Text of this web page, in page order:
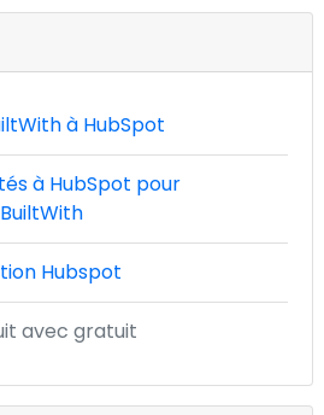
à HubSpot
à HubSpot pour
Hubspot
avec gratuit